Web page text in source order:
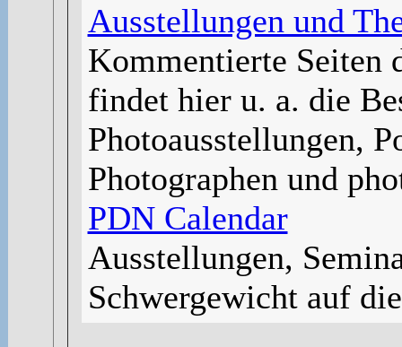
Ausstellungen und
Kommentierte Seiten
findet hier u. a. die
Photoausstellungen,
Photographen und
PDN Calendar
Ausstellungen,
Schwergewicht auf